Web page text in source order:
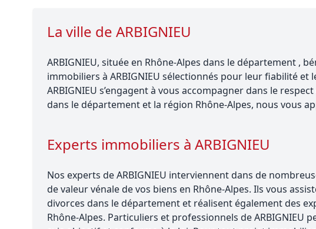
La ville de ARBIGNIEU
ARBIGNIEU, située en Rhône-Alpes dans le département ,
immobiliers à ARBIGNIEU sélectionnés pour leur fiabilité
ARBIGNIEU s’engagent à vous accompagner dans le
dans le département et la région Rhône-Alpes, nous vous
Experts immobiliers à ARBIGNIEU
Nos experts de ARBIGNIEU interviennent dans de
de valeur vénale de vos biens en Rhône-Alpes. Ils vous
divorces dans le département et réalisent également des
Rhône-Alpes. Particuliers et professionnels de ARBIGNIEU